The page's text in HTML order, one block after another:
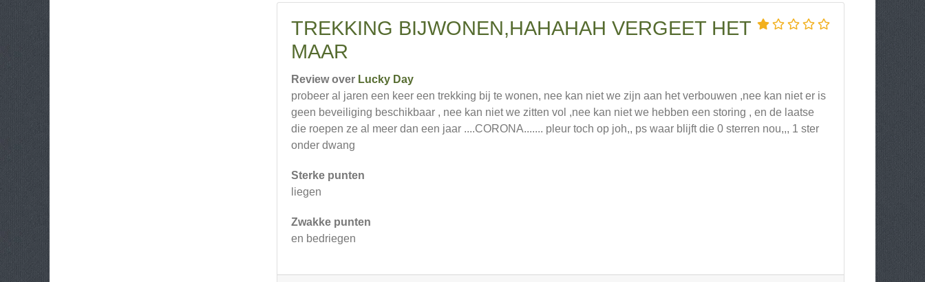
TREKKING BIJWONEN,HAHAHAH VERGEET HET
MAAR
Review over Lucky Day
probeer al jaren een keer een trekking bij te wonen, nee kan niet we zijn aan het verbouwen ,nee kan niet er is
geen beveiliging beschikbaar , nee kan niet we zitten vol ,nee kan niet we hebben een storing , en de laatse
die roepen ze al meer dan een jaar ....CORONA....... pleur toch op joh,, ps waar blijft die 0 sterren nou,,, 1 ster
onder dwang
Sterke punten
liegen
Zwakke punten
en bedriegen